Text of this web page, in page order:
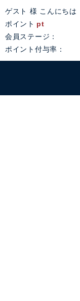
ゲスト 様 こんにちは
ポイント pt
会員ステージ：
ポイント付与率：